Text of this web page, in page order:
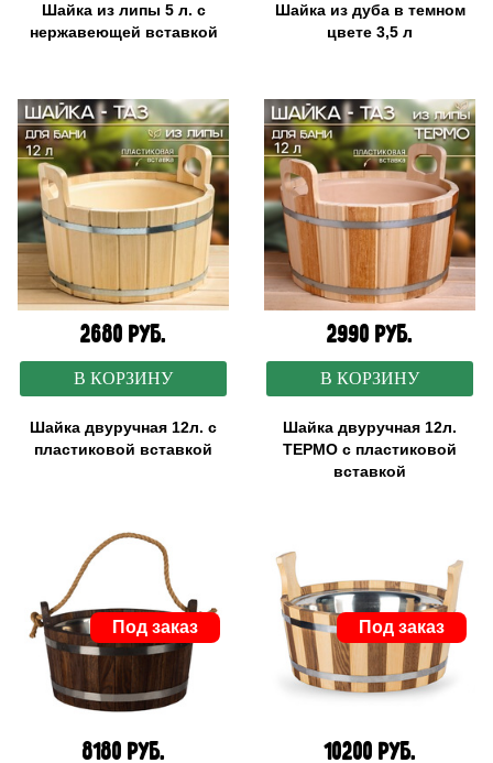
Шайка из липы 5 л. с
нержавеющей вставкой
Шайка из дуба в темном
цвете 3,5 л
2680 руб.
В КОРЗИНУ
Шайка двуручная 12л. с
пластиковой вставкой
2990 руб.
В КОРЗИНУ
Шайка двуручная 12л.
ТЕРМО с пластиковой
вставкой
Под заказ
8180 руб.
Под заказ
10200 руб.